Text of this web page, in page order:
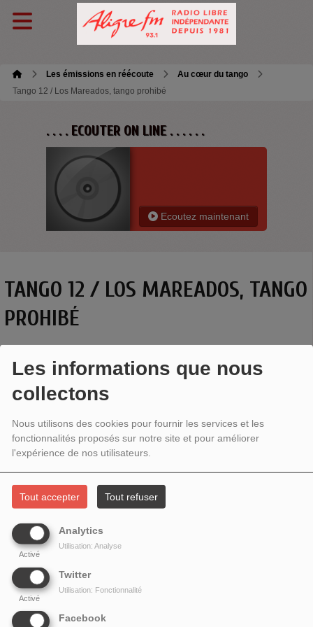
Les informations que nous
collectons
Nous utilisons des cookies pour fournir les services et les
fonctionnalités proposés sur notre site et pour améliorer
l'expérience de nos utilisateurs.
Tout accepter Tout refuser
Analytics
Activé
Utilisation: Analyse
Twitter
Activé
Utilisation: Fonctionnalité
Facebook
Les émissions en réécoute
Au cœur du tango
Tango 12 / Los Mareados, tango prohibé
. . . . ECOUTER ON LINE . . . . . .
Ecoutez maintenant
TANGO 12 / LOS MAREADOS, TANGO
PROHIBÉ